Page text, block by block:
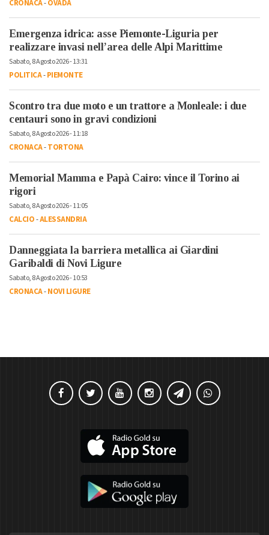
CRONACA-OVADA
Emergenza idrica: asse Piemonte-Liguria per
realizzare invasi nell’area delle Alpi Marittime
Sabato, 8 Agosto 2026 - 13:31
POLITICA-PIEMONTE
Scontro tra due moto e un trattore a Monleale: i due
centauri sono in gravi condizioni
Sabato, 8 Agosto 2026 - 11:18
CRONACA-TORTONA
Memorial Mamma e Papà Cairo: vince il Torino ai
rigori
Sabato, 8 Agosto 2026 - 11:05
CALCIO-ALESSANDRIA
Danneggiata la barriera metallica ai Giardini
Garibaldi di Novi Ligure
Sabato, 8 Agosto 2026 - 10:53
CRONACA-NOVI LIGURE